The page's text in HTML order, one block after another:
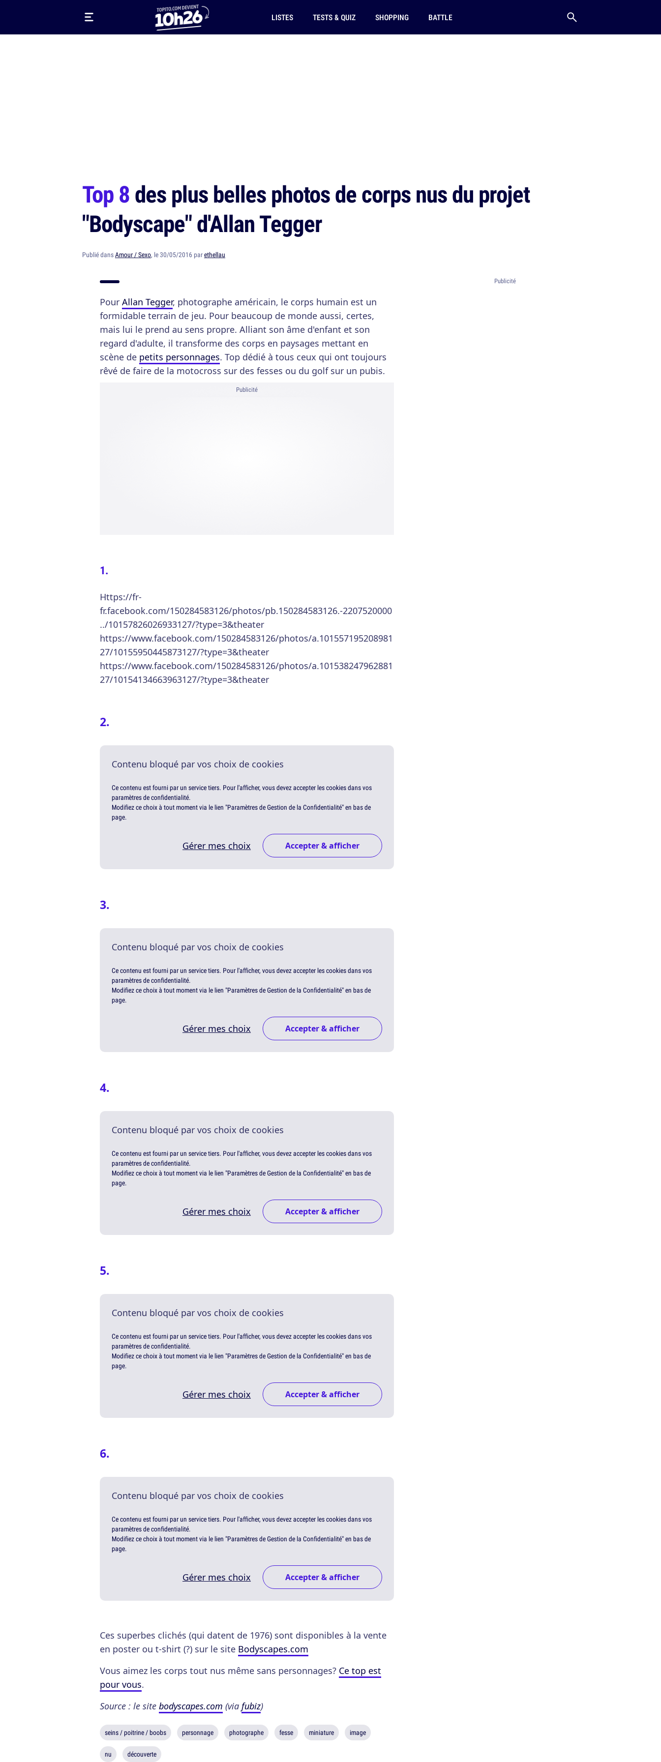
LISTES TESTS & QUIZ SHOPPING BATTLE
Top 8des plus belles photos de corps nus du projet
"Bodyscape" d'Allan Tegger
Publié dansAmour / Sexo, le 30/05/2016 parethellau
Pour Allan Tegger, photographe américain, le corps humain est un
formidable terrain de jeu. Pour beaucoup de monde aussi, certes,
mais lui le prend au sens propre. Alliant son âme d'enfant et son
regard d'adulte, il transforme des corps en paysages mettant en
scène de petits personnages. Top dédié à tous ceux qui ont toujours
rêvé de faire de la motocross sur des fesses ou du golf sur un pubis.
Publicité
Https://fr-
fr.facebook.com/150284583126/photos/pb.150284583126.-2207520000
../10157826026933127/?type=3&theater
https://www.facebook.com/150284583126/photos/a.101557195208981
27/10155950445873127/?type=3&theater
https://www.facebook.com/150284583126/photos/a.101538247962881
27/10154134663963127/?type=3&theater
Contenu bloqué par vos choix de cookies
Ce contenu est fourni par un service tiers. Pour l'afficher, vous devez accepter les cookies dans vos
paramètres de confidentialité.
Modifiez ce choix à tout moment via le lien "Paramètres de Gestion de la Confidentialité" en bas de
page.
Gérer mes choix Accepter & afficher
Contenu bloqué par vos choix de cookies
Ce contenu est fourni par un service tiers. Pour l'afficher, vous devez accepter les cookies dans vos
paramètres de confidentialité.
Modifiez ce choix à tout moment via le lien "Paramètres de Gestion de la Confidentialité" en bas de
page.
Gérer mes choix Accepter & afficher
Contenu bloqué par vos choix de cookies
Ce contenu est fourni par un service tiers. Pour l'afficher, vous devez accepter les cookies dans vos
paramètres de confidentialité.
Modifiez ce choix à tout moment via le lien "Paramètres de Gestion de la Confidentialité" en bas de
page.
Gérer mes choix Accepter & afficher
Contenu bloqué par vos choix de cookies
Ce contenu est fourni par un service tiers. Pour l'afficher, vous devez accepter les cookies dans vos
paramètres de confidentialité.
Modifiez ce choix à tout moment via le lien "Paramètres de Gestion de la Confidentialité" en bas de
page.
Gérer mes choix Accepter & afficher
Contenu bloqué par vos choix de cookies
Ce contenu est fourni par un service tiers. Pour l'afficher, vous devez accepter les cookies dans vos
paramètres de confidentialité.
Modifiez ce choix à tout moment via le lien "Paramètres de Gestion de la Confidentialité" en bas de
page.
Gérer mes choix Accepter & afficher
Ces superbes clichés (qui datent de 1976) sont disponibles à la vente
en poster ou t-shirt (?) sur le site Bodyscapes.com
Vous aimez les corps tout nus même sans personnages? Ce top est
pour vous.
Source : le site bodyscapes.com (via fubiz)
seins / poitrine / boobs personnage photographe fesse miniature image
nu découverte